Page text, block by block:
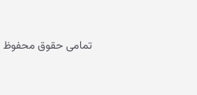
تمامی حقوق